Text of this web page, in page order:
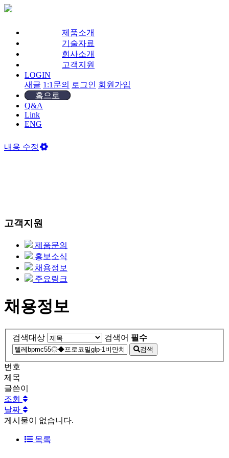
제품소개
기술자료
회사소개
고객지원
LOGIN
새글 1:1문의 로그인 회원가입
홈으로
Q&A
Link
ENG
내용 수정
고객지원
제품문의
홍보소식
채용정보
주요링크
채용정보
검색대상 검색어 필수
검색
번호
제목
글쓴이
조회
날짜
게시물이 없습니다.
목록